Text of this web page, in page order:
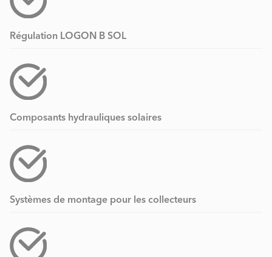
Régulation LOGON B SOL
Composants hydrauliques solaires
Systèmes de montage pour les collecteurs